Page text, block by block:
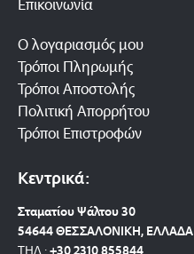
Ο λογαριασμός μου
Τρόποι Πληρωμής
Τρόποι Αποστολής
Πολιτική Απορρήτου
Τρόποι Επιστροφών
Κεντρικά:
Σταματίου Ψάλτου 30
54644 ΘΕΣΣΑΛΟΝΙΚΗ, ΕΛΛΑΔΑ
ΤΗΛ.:+30 2310 855844